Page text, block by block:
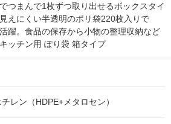
つまんで1枚ずつ取り出せるボックスタイ
えにくい半透明のポリ袋220枚入りで
躍。食品の保存から小物の整理収納など
ッチン用 ぽり袋 箱タイプ
レン（HDPE+メタロセン）